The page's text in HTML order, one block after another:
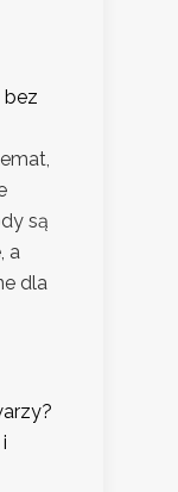
bez
są
a
dla